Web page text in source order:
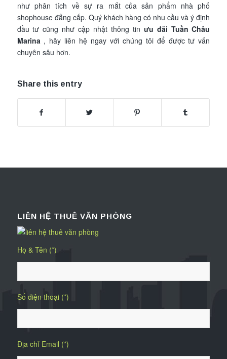
như phân tích về sự ra mắt của sản phẩm nhà phố
shophouse đẳng cấp. Quý khách hàng có nhu cầu và ý định
đầu tư cũng như cập nhật thông tin ưu đãi Tuần Châu
Marina, hãy liên hệ ngay với chúng tôi để được tư vấn
chuyên sâu hơn.
Share this entry
LIÊN HỆ THUÊ VĂN PHÒNG
Họ & Tên (*)
Số điện thoại (*)
Địa chỉ Email (*)